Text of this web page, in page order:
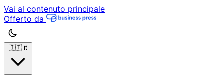
Vai al contenuto principale
Offerto da
🇮🇹 it